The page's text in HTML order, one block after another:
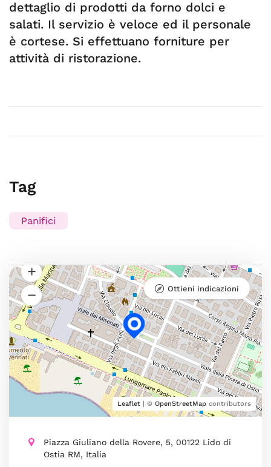
dettaglio di prodotti da forno dolci e
salati. Il servizio è veloce ed il personale
è cortese. Si effettuano forniture per
attività di ristorazione.
Tag
Panifici
Leaflet | © OpenStreetMap contributors
Ottieni indicazioni
Piazza Giuliano della Rovere, 5, 00122 Lido di
Ostia RM, Italia